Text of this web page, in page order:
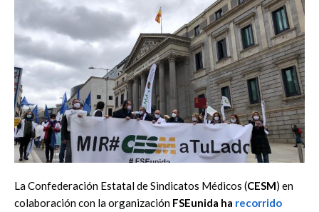
La Confederación Estatal de Sindicatos Médicos (CESM) en
colaboración con la organización FSEunida ha recorrido